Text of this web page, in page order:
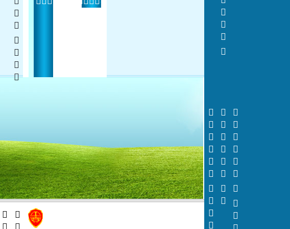































    